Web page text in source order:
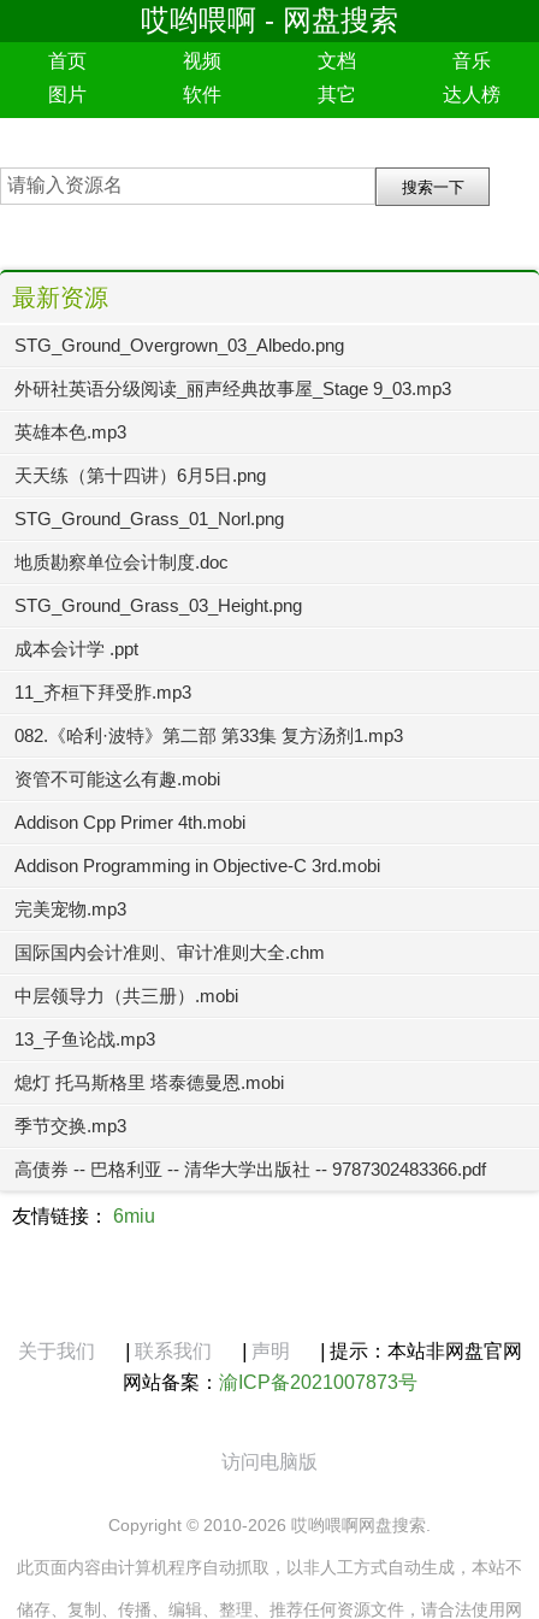
哎哟喂啊 - 网盘搜索
首页 视频 文档
音乐
图片
软件 其它 达人榜
最新资源
STG_Ground_Overgrown_03_Albedo.png
外研社英语分级阅读_丽声经典故事屋_Stage 9_03.mp3
英雄本色.mp3
天天练（第十四讲）6月5日.png
STG_Ground_Grass_01_Norl.png
地质勘察单位会计制度.doc
STG_Ground_Grass_03_Height.png
成本会计学 .ppt
11_齐桓下拜受胙.mp3
082.《哈利·波特》第二部 第33集 复方汤剂1.mp3
资管不可能这么有趣.mobi
Addison Cpp Primer 4th.mobi
Addison Programming in Objective-C 3rd.mobi
完美宠物.mp3
国际国内会计准则、审计准则大全.chm
中层领导力（共三册）.mobi
13_子鱼论战.mp3
熄灯 托马斯格里 塔泰德曼恩.mobi
季节交换.mp3
高债券 -- 巴格利亚 -- 清华大学出版社 -- 9787302483366.pdf
友情链接： 6miu
关于我们 联系我们 声明
提示：本站非网盘官网
网站备案： 渝ICP备2021007873号
访问电脑版
Copyright © 2010-2026 哎哟喂啊网盘搜索.
此页面内容由计算机程序自动抓取，以非人工方式自动生成，本站不
储存、复制、传播、编辑、整理、推荐任何资源文件，请合法使用网